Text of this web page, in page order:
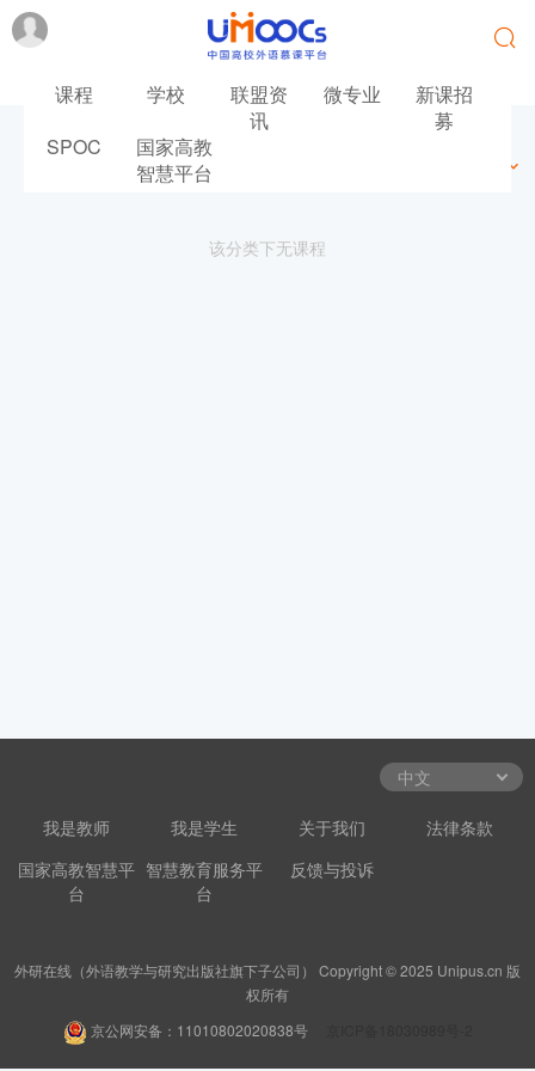
课程 学校
联盟资
讯
微专业
新课招
募
SPOC
国家高教
智慧平台
该分类下无课程
我是教师 我是学生 关于我们
法律条款
国家高教智慧平
台
智慧教育服务平
台
反馈与投诉
外研在线（外语教学与研究出版社旗下子公司） Copyright © 2025 Unipus.cn 版
权所有
京公网安备：11010802020838号